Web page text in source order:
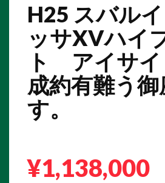
H25 スバル
ッサXVハイ
ト アイサ
成約有難う御
す。
¥1,138,000